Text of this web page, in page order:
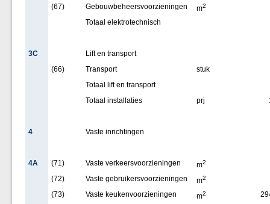
(67) Gebouwbeheersvoorzieningen m2
Totaal elektrotechnisch
3C
Lift en transport
(66)
Transport
stuk
Totaal lift en transport
Totaal installaties
prj
4 Vaste inrichtingen
4A (71) Vaste verkeersvoorzieningen m2
(72) Vaste gebruikersvoorzieningen m2
(73) Vaste keukenvoorzieningen m2